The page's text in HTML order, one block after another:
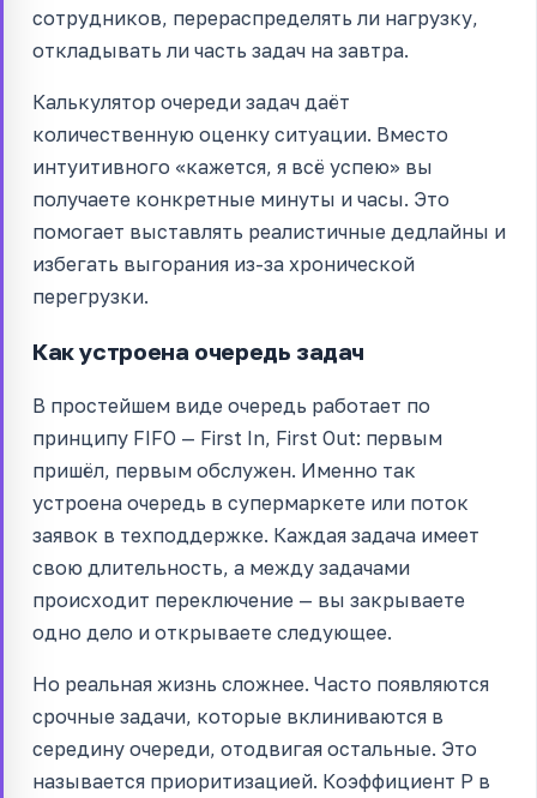
сотрудников, перераспределять ли нагрузку,
откладывать ли часть задач на завтра.
Калькулятор очереди задач даёт
количественную оценку ситуации. Вместо
интуитивного «кажется, я всё успею» вы
получаете конкретные минуты и часы. Это
помогает выставлять реалистичные дедлайны и
избегать выгорания из-за хронической
перегрузки.
Как устроена очередь задач
В простейшем виде очередь работает по
принципу FIFO — First In, First Out: первым
пришёл, первым обслужен. Именно так
устроена очередь в супермаркете или поток
заявок в техподдержке. Каждая задача имеет
свою длительность, а между задачами
происходит переключение — вы закрываете
одно дело и открываете следующее.
Но реальная жизнь сложнее. Часто появляются
срочные задачи, которые вклиниваются в
середину очереди, отодвигая остальные. Это
называется приоритизацией. Коэффициент P в